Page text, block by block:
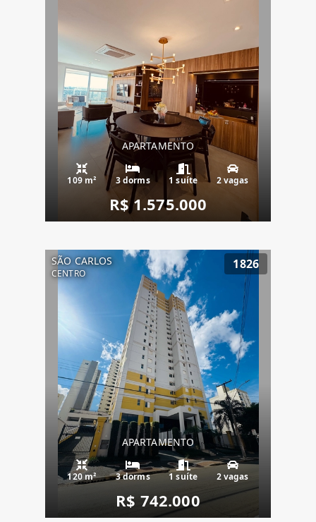
APARTAMENTO
109 m² 3 dorms 1 suíte 2 vagas
R$ 1.575.000
SÃO CARLOS
CENTRO
1826
APARTAMENTO
120 m² 3 dorms 1 suíte 2 vagas
R$ 742.000